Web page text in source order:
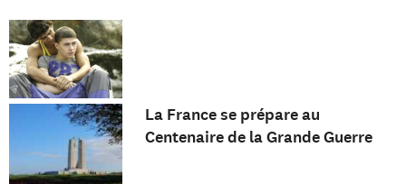
La France se prépare au
Centenaire de la Grande Guerre